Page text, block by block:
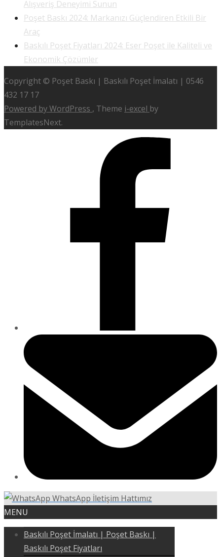
Alışveriş Deneyimi Sunun
Poşet Baskı 2024: Markanızı Güçlendiren Etkili Bir
Araç
Baskılı Poşet Fiyatları 2024: Eser Poşet ile Kaliteli ve
Ekonomik Çözümler
Copyright © Poşet Baskı | Baskılı Poşet İmalatı | 0546
432 17 17
Powered by WordPress , Theme i-excel by
TemplatesNext.
WhatsApp İletişim Hattımız
MENU
Baskılı Poşet İmalatı | Poşet Baskı |
Baskılı Poşet Fiyatları